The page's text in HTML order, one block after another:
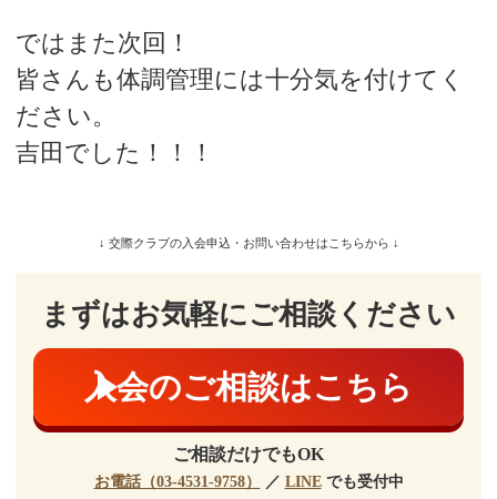
ではまた次回！
皆さんも体調管理には十分気を付けてく
ださい。
吉田でした！！！
↓ 交際クラブの入会申込・お問い合わせはこちらから ↓
まずはお気軽にご相談ください
入会のご相談はこちら
ご相談だけでもOK
お電話（03-4531-9758） ／ LINEでも受付中